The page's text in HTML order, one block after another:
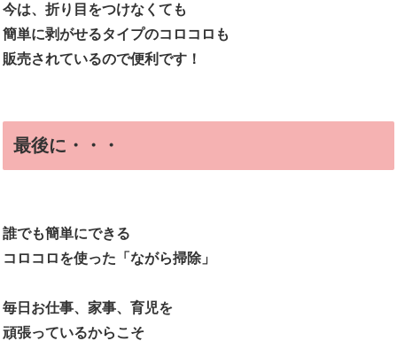
今は、折り目をつけなくても
簡単に剥がせるタイプのコロコロも
販売されているので便利です！
最後に・・・
誰でも簡単にできる
コロコロを使った「ながら掃除」
毎日お仕事、家事、育児を
頑張っているからこそ